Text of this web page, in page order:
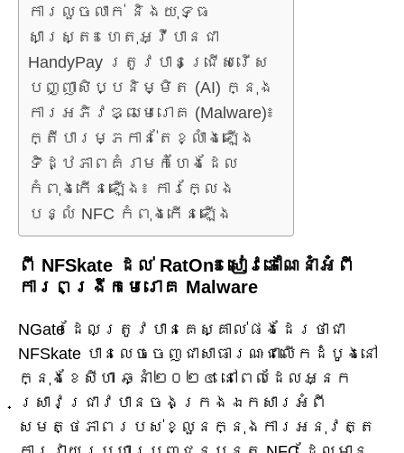
ការលួចលាក់ និងយុទ្ធ
សាស្ត្រ៖ ហេតុអ្វីបានជា
HandyPay ត្រូវបានជ្រើសរើស
បញ្ញាសិប្បនិម្មិត (AI) ក្នុង
ការអភិវឌ្ឍមេរោគ (Malware)៖
ក្តីបារម្ភកាន់តែខ្លាំងឡើង
ទិដ្ឋភាពគំរាមកំហែងដែល
កំពុងកើនឡើង៖ ការក្លែង
បន្លំ NFC កំពុងកើនឡើង
ពី NFSkate ដល់ RatOn៖ សៀវភៅណែនាំអំពី
ការពង្រីកមេរោគ Malware
NGate ដែលត្រូវបានគេស្គាល់ផងដែរថាជា
NFSkate បានលេចចេញជាសាធារណៈជាលើកដំបូងនៅ
ក្នុងខែសីហា ឆ្នាំ២០២៤ នៅពេលដែលអ្នក
ស្រាវជ្រាវបានចងក្រងឯកសារអំពី
សមត្ថភាពរបស់ខ្លួនក្នុងការអនុវត្ត